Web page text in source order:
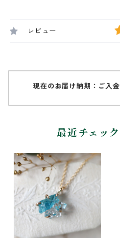
レビュー
現在のお届け納期：ご入
最近チェッ